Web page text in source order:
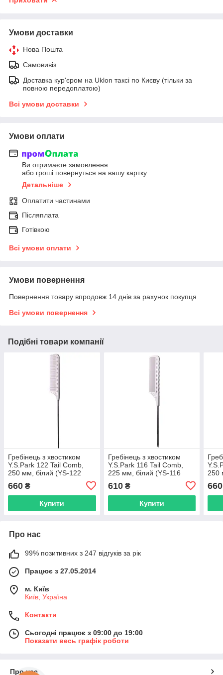
Умови доставки
Нова Пошта
Самовивіз
Доставка кур'єром на Uklon таксі по Києву (тільки за
повною передоплатою)
Всі умови доставки
Умови оплати
Ви отримаєте замовлення
або гроші повернуться на вашу картку
Детальніше
Оплатити частинами
Післяплата
Готівкою
Всі умови оплати
Умови повернення
Повернення товару впродовж 14 днів за рахунок покупця
Всі умови повернення
Подібні товари компанії
Гребінець з хвостиком
Y.S.Park 122 Tail Comb,
250 мм, білий (YS-122
660 ₴
Купити
Гребінець з хвостиком
Y.S.Park 116 Tail Comb,
225 мм, білий (YS-116
610₴
Купити
250
660
Про нас
99% позитивних з 247 відгуків за рік
Працює з 27.05.2014
м. Київ
Київ, Україна
Контакти
Сьогодні працює з 09:00 до 19:00
Показати весь графік роботи
Про нас